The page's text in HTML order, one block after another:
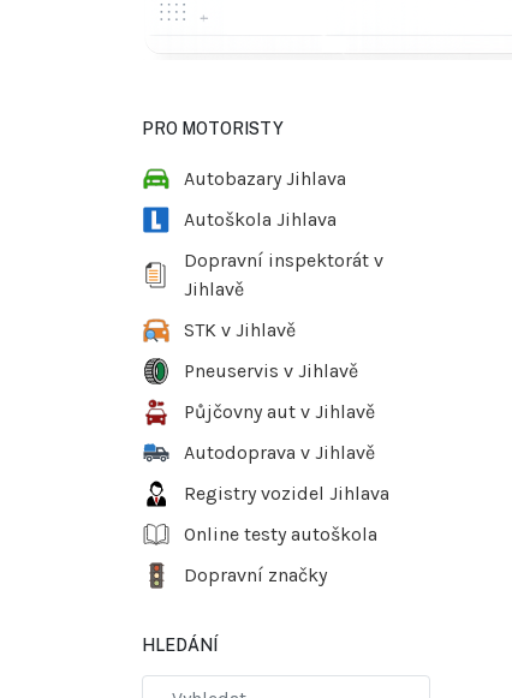
PRO MOTORISTY
Autobazary Jihlava
Autoškola Jihlava
Dopravní inspektorát v
Jihlavě
STK v Jihlavě
Pneuservis v Jihlavě
Půjčovny aut v Jihlavě
Autodoprava v Jihlavě
Registry vozidel Jihlava
Online testy autoškola
Dopravní značky
HLEDÁNÍ